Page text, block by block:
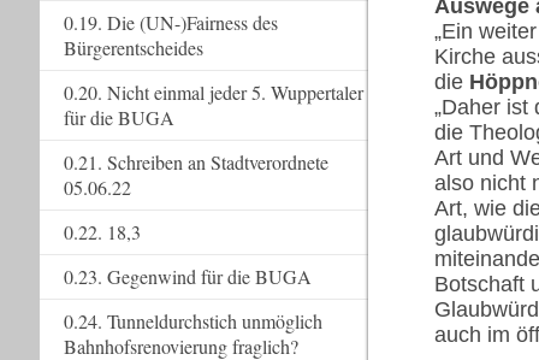
Auswege
„Ein
Kirche
die
„Daher ist
die
Art und
also nicht
Art, wie
Botschaft
auch im
0.19. Die (UN-)Fairness des
Bürgerentscheides
0.20. Nicht einmal jeder 5. Wuppertaler
für die BUGA
0.21. Schreiben an Stadtverordnete
05.06.22
0.22. 18,3
0.23. Gegenwind für die BUGA
0.24. Tunneldurchstich unmöglich
Bahnhofsrenovierung fraglich?